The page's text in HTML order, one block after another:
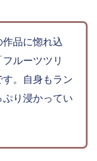
品に惚れ込
ルーツツリ
。自身もラン
り浸かってい